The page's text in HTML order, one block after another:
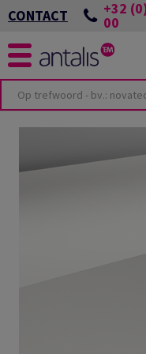
CONTACT +32
00